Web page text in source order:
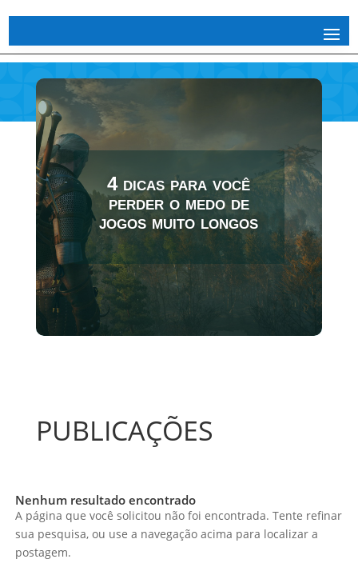
4 dicas para você
perder o medo de
jogos muito longos
PUBLICAÇÕES
Nenhum resultado encontrado
A página que você solicitou não foi encontrada. Tente refinar
sua pesquisa, ou use a navegação acima para localizar a
postagem.